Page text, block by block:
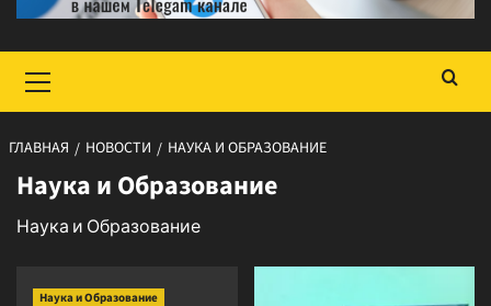
меню
ГЛАВНАЯ НОВОСТИ НАУКА И ОБРАЗОВАНИЕ
Наука и Образование
Наука и Образование
Наука и Образование